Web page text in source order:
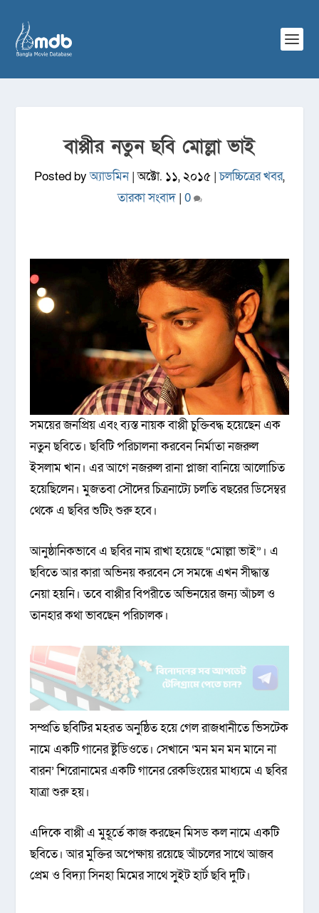
বাপ্পীর নতুন ছবি মোল্লা ভাই
Posted byঅ্যাডমিন|অক্টো. ১১, ২০১৫ |চলচ্চিত্রের খবর,
তারকা সংবাদ| 0
সময়ের জনপ্রিয় এবং ব্যস্ত নায়ক বাপ্পী চুক্তিবদ্ধ হয়েছেন এক
নতুন ছবিতে। ছবিটি পরিচালনা করবেন নির্মাতা নজরুল
ইসলাম খান। এর আগে নজরুল রানা প্লাজা বানিয়ে আলোচিত
হয়েছিলেন। মুজতবা সৌদের চিত্রনাট্যে চলতি বছরের ডিসেম্বর
থেকে এ ছবির শুটিং শুরু হবে।
আনুষ্ঠানিকভাবে এ ছবির নাম রাখা হয়েছে “মোল্লা ভাই”। এ
ছবিতে আর কারা অভিনয় করবেন সে সমন্ধে এখন সীদ্ধান্ত
নেয়া হয়নি। তবে বাপ্পীর বিপরীতে অভিনয়ের জন্য আঁচল ও
তানহার কথা ভাবছেন পরিচালক।
সম্প্রতি ছবিটির মহরত অনুষ্ঠিত হয়ে গেল রাজধানীতে ভিসটেক
নামে একটি গানের ষ্টুডিওতে। সেখানে ‘মন মন মন মানে না
বারন’ শিরোনামের একটি গানের রেকডিংয়ের মাধ্যমে এ ছবির
যাত্রা শুরু হয়।
এদিকে বাপ্পী এ মুহূর্তে কাজ করছেন মিসড কল নামে একটি
ছবিতে। আর মুক্তির অপেক্ষায় রয়েছে আঁচলের সাথে আজব
প্রেম ও বিদ্যা সিনহা মিমের সাথে সু্ইট হার্ট ছবি দুটি।